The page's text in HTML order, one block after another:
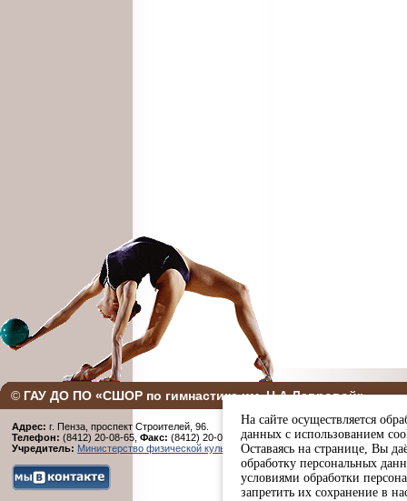
© ГАУ ДО ПО «СШОР по гимнастике им. Н.А Лавровой»
Адрес: г. Пенза, проспект Строителей, 96.
Телефон: (8412) 20-08-65, Факс: (8412) 20-08-65
Учредитель: Министерство физической культуры и спорта Пензенской области
На сайте осуществляется
данных с использованием
Оставаясь на странице, Вы
обработку персональных
условиями обработки
запретить их сохранение в